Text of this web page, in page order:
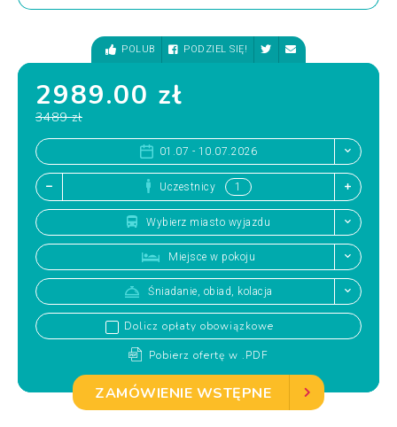
POLUB PODZIEL SIĘ!
2989.00 zł
3489 zł
01.07 - 10.07.2026
Uczestnicy
Wybierz miasto wyjazdu
Miejsce w pokoju
Śniadanie, obiad, kolacja
Dolicz opłaty obowiązkowe
Pobierz ofertę w .PDF
ZAMÓWIENIE WSTĘPNE